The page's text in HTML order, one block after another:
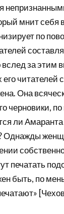
мнит
по
за этим
читателей
Она
черновики,
ли Амаранта
Однажды
печатать
быть, по